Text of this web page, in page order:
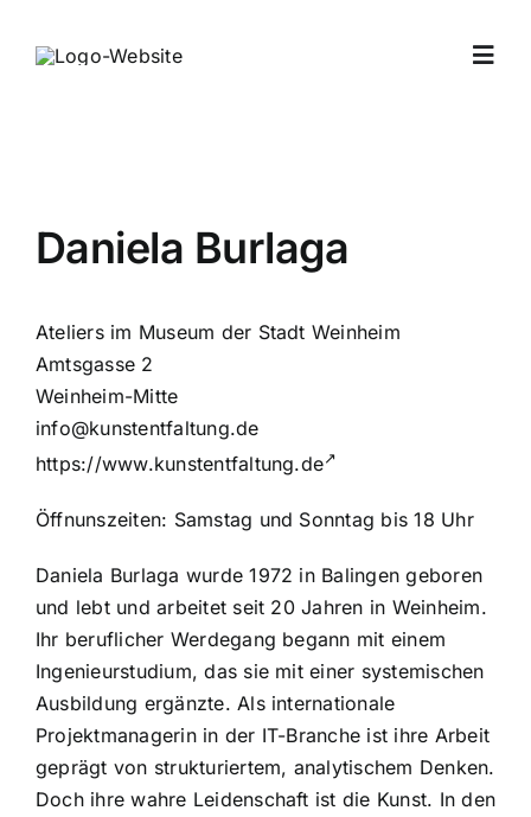
Inhalt
Daniela Burlaga
Ateliers im Museum der Stadt Weinheim
Amtsgasse 2
Weinheim-Mitte
info@kunstentfaltung.de
https://www.kunstentfaltung.de
Öffnunszeiten: Samstag und Sonntag bis 18 Uhr
Daniela Burlaga wurde 1972 in Balingen geboren
und lebt und arbeitet seit 20 Jahren in Weinheim.
Ihr beruflicher Werdegang begann mit einem
Ingenieurstudium, das sie mit einer systemischen
Ausbildung ergänzte. Als internationale
Projektmanagerin in der IT-Branche ist ihre Arbeit
geprägt von strukturiertem, analytischem Denken.
Doch ihre wahre Leidenschaft ist die Kunst. In den